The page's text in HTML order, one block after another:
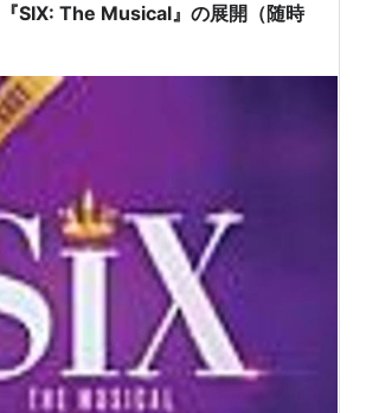
SIX: The Musical』の展開（随時